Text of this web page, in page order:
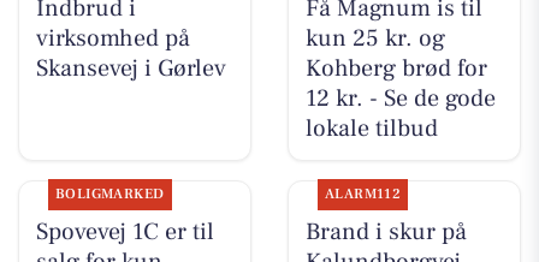
Indbrud i
virksomhed på
Skansevej i Gørlev
Få Magnum is til
kun 25 kr. og
Kohberg brød for
12 kr. - Se de gode
lokale tilbud
BOLIGMARKED
Spovevej 1C er til
ALARM112
Brand i skur på